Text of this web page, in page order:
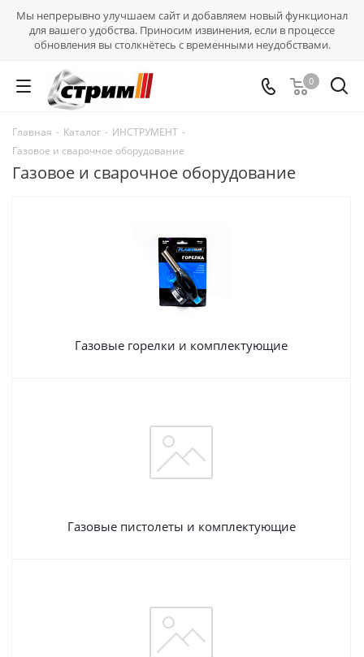
Мы непрерывно улучшаем сайт и добавляем новый функционал
для вашего удобства. Приносим извинения, если в процессе
обновления вы столкнётесь с временными неудобствами.
0
Главная - Каталог - ИНСТРУМЕНТ -
Газовое и сварочное оборудование
Газовое и сварочное оборудование
Газовые горелки и комплектующие
Газовые пистолеты и комплектующие